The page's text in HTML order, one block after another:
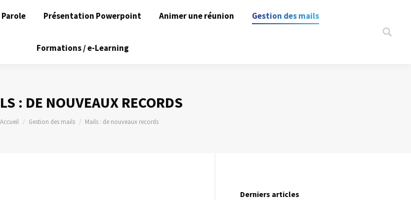
Présentation Powerpoint Animer une réunion Gestion des mails
Formations / e-Learning
Search:
: DE NOUVEAUX RECORDS
Vous êtes ici :
Accueil Gestion des mails Mails : de nouveaux records
Derniers articles